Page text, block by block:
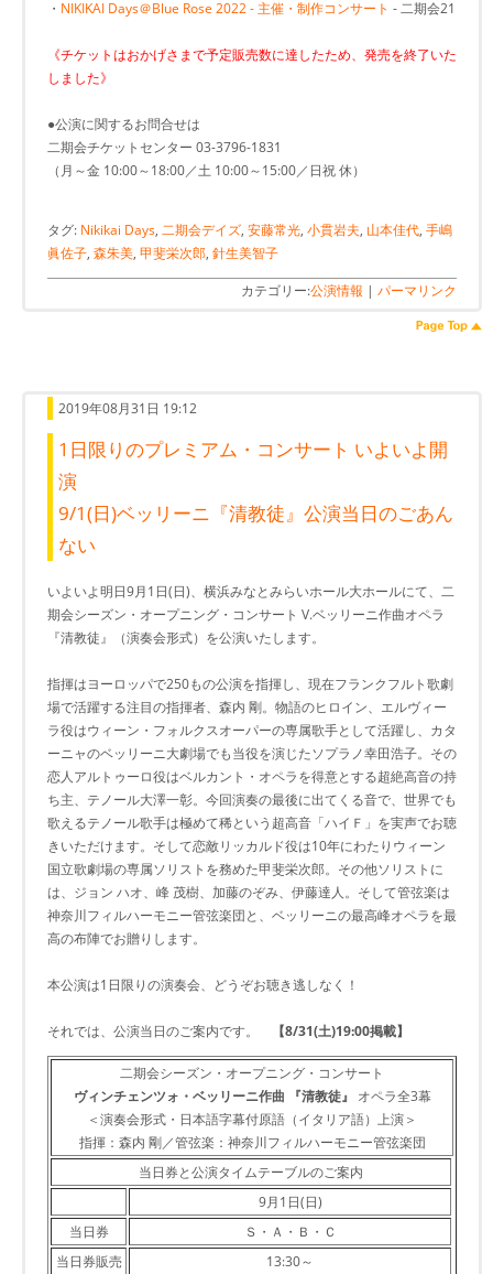
・ NIKIKAI Days＠Blue Rose 2022 - 主催・制作コンサート - 二期会21
《チケットはおかげさまで予定販売数に達したため、発売を終了いた
しました》
●公演に関するお問合せは
二期会チケットセンター 03-3796-1831
（月～金 10:00～18:00／土 10:00～15:00／日祝 休）
タグ: Nikikai Days, 二期会デイズ, 安藤常光, 小貫岩夫, 山本佳代, 手嶋
眞佐子, 森朱美, 甲斐栄次郎, 針生美智子
カテゴリー:公演情報 | パーマリンク
2019年08月31日 19:12
1日限りのプレミアム・コンサート いよいよ開
演
9/1(日)ベッリーニ『清教徒』公演当日のごあん
ない
いよいよ明日9月1日(日)、横浜みなとみらいホール大ホールにて、二
期会シーズン・オープニング・コンサート V.ベッリーニ作曲オペラ
『清教徒』（演奏会形式）を公演いたします。
指揮はヨーロッパで250もの公演を指揮し、現在フランクフルト歌劇
場で活躍する注目の指揮者、森内 剛。物語のヒロイン、エルヴィー
ラ役はウィーン・フォルクスオーパーの専属歌手として活躍し、カタ
ーニャのベッリーニ大劇場でも当役を演じたソプラノ幸田浩子。その
恋人アルトゥーロ役はベルカント・オペラを得意とする超絶高音の持
ち主、テノール大澤一彰。今回演奏の最後に出てくる音で、世界でも
歌えるテノール歌手は極めて稀という超高音「ハイＦ」を実声でお聴
きいただけます。そして恋敵リッカルド役は10年にわたりウィーン
国立歌劇場の専属ソリストを務めた甲斐栄次郎。その他ソリストに
は、ジョン ハオ、峰 茂樹、加藤のぞみ、伊藤達人。そして管弦楽は
神奈川フィルハーモニー管弦楽団と、ベッリーニの最高峰オペラを最
高の布陣でお贈りします。
本公演は1日限りの演奏会、どうぞお聴き逃しなく！
それでは、公演当日のご案内です。 【8/31(土)19:00掲載】
二期会シーズン・オープニング・コンサート
ヴィンチェンツォ・ベッリーニ作曲 『清教徒』 オペラ全3幕
＜演奏会形式・日本語字幕付原語（イタリア語）上演＞
指揮：森内 剛／管弦楽：神奈川フィルハーモニー管弦楽団
当日券と公演タイムテーブルのご案内
9月1日(日)
当日券
Ｓ・Ａ・Ｂ・Ｃ
当日券販売
13:30～